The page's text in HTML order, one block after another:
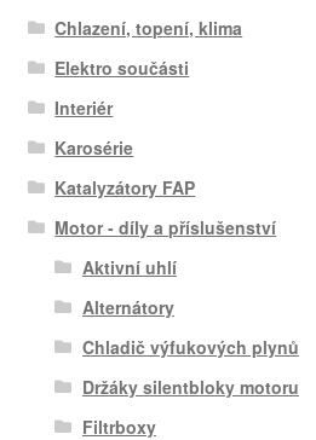
Chlazení, topení, klima
Elektro součásti
Interiér
Karosérie
Katalyzátory FAP
Motor - díly a příslušenství
Aktivní uhlí
Alternátory
Chladič výfukových plynů
Držáky silentbloky motoru
Filtrboxy